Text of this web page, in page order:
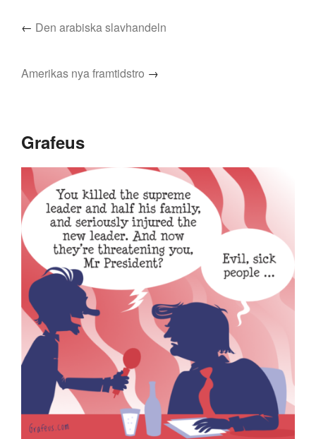
← Den arabiska slavhandeln
Amerikas nya framtidstro →
Grafeus